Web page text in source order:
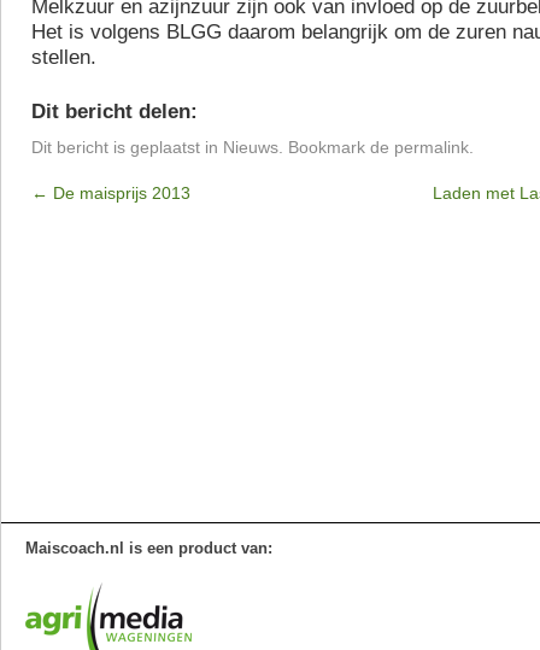
Melkzuur en azijnzuur zijn ook van invloed op de
Het is volgens BLGG daarom belangrijk om de zuren
stellen.
Dit bericht delen:
Dit bericht is geplaatst in Nieuws . Bookmark de permalink
← De maisprijs 2013 Laden met
Maiscoach.nl is een product van: